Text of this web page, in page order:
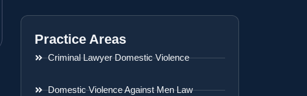
Practice Areas
Criminal Lawyer Domestic Violence
Domestic Violence Against Men Law